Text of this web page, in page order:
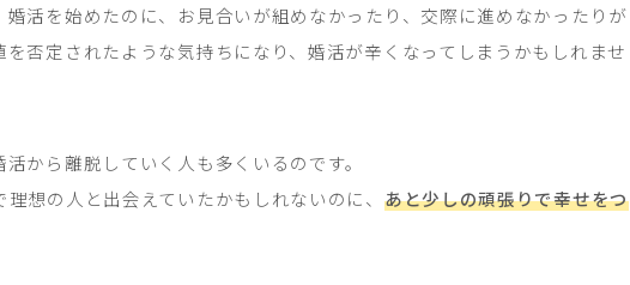
活を始めたのに、お見合いが組めなかったり、交際に進めなかったりが
否定されたような気持ちになり、婚活が辛くなってしまうかもしれませ
から離脱していく人も多くいるのです。
想の人と出会えていたかもしれないのに、 あと少しの頑張りで幸せをつ